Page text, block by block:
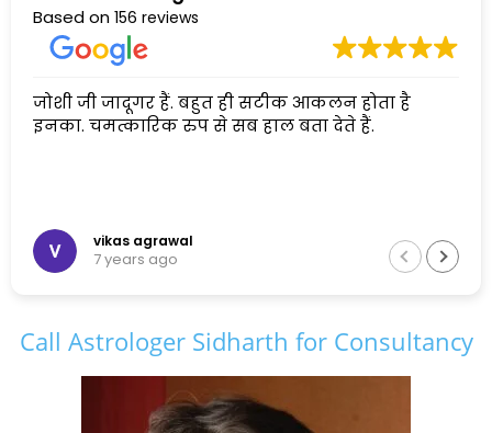
Based on 156 reviews
जोशी जी जादूगर हैं. बहुत ही सटीक आकलन होता है
इनका. चमत्कारिक रुप से सब हाल बता देते हैं.
vikas agrawal
7 years ago
Call Astrologer Sidharth for Consultancy